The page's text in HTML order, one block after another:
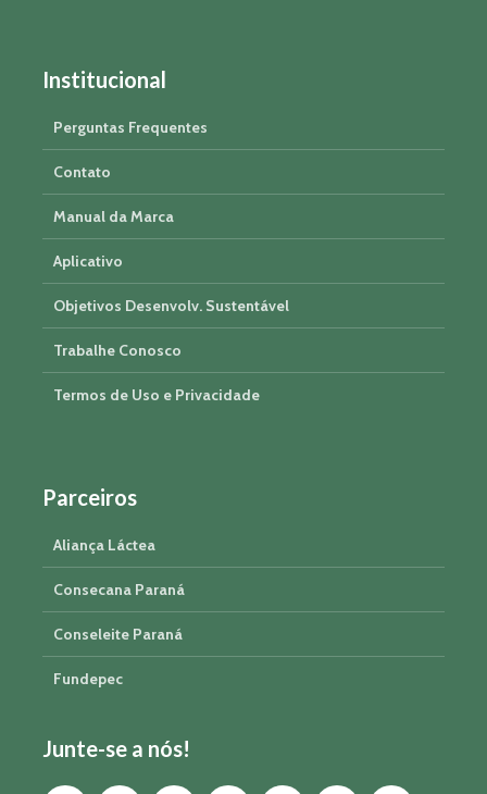
Institucional
Perguntas Frequentes
Contato
Manual da Marca
Aplicativo
Objetivos Desenvolv. Sustentável
Trabalhe Conosco
Termos de Uso e Privacidade
Parceiros
Aliança Láctea
Consecana Paraná
Conseleite Paraná
Fundepec
Junte-se a nós!